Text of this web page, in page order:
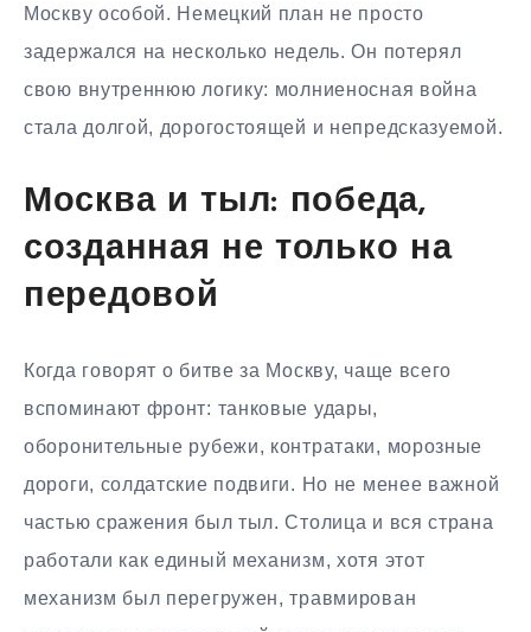
Москву особой. Немецкий план не просто
задержался на несколько недель. Он потерял
свою внутреннюю логику: молниеносная война
стала долгой, дорогостоящей и непредсказуемой.
Москва и тыл: победа,
созданная не только на
передовой
Когда говорят о битве за Москву, чаще всего
вспоминают фронт: танковые удары,
оборонительные рубежи, контратаки, морозные
дороги, солдатские подвиги. Но не менее важной
частью сражения был тыл. Столица и вся страна
работали как единый механизм, хотя этот
механизм был перегружен, травмирован